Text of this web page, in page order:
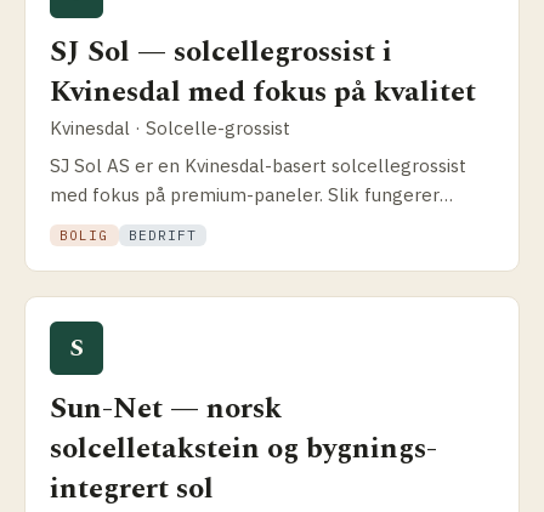
SJ Sol — solcellegrossist i
Kvinesdal med fokus på kvalitet
Kvinesdal · Solcelle-grossist
SJ Sol AS er en Kvinesdal-basert solcelle­grossist
med fokus på premium-paneler. Slik fungerer
modellen og hva som skiller dem fra installatører.
BOLIG BEDRIFT
S
Sun-Net — norsk
solcelletakstein og bygnings­
integrert sol